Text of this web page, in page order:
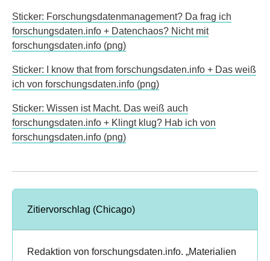
Sticker: Forschungsdatenmanagement? Da frag ich
forschungsdaten.info + Datenchaos? Nicht mit
forschungsdaten.info (png)
Sticker: I know that from forschungsdaten.info + Das weiß
ich von forschungsdaten.info (png)
Sticker: Wissen ist Macht. Das weiß auch
forschungsdaten.info + Klingt klug? Hab ich von
forschungsdaten.info (png)
Zitiervorschlag (Chicago)
Redaktion von forschungsdaten.info. „Materialien